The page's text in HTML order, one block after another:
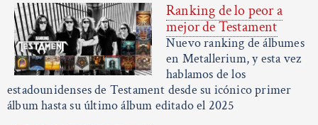
Ranking de lo peor a
mejor de Testament
Nuevo ranking de álbumes
en Metallerium, y esta vez
hablamos de los
estadounidenses de Testament desde su icónico primer
álbum hasta su último álbum editado el 2025